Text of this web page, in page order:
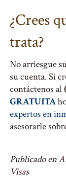
¿Crees
trata?
No arriesgue
su cuenta. Si
contáctenos al
GRATUITA
expertos en
asesorarle
Publicado en
Visas